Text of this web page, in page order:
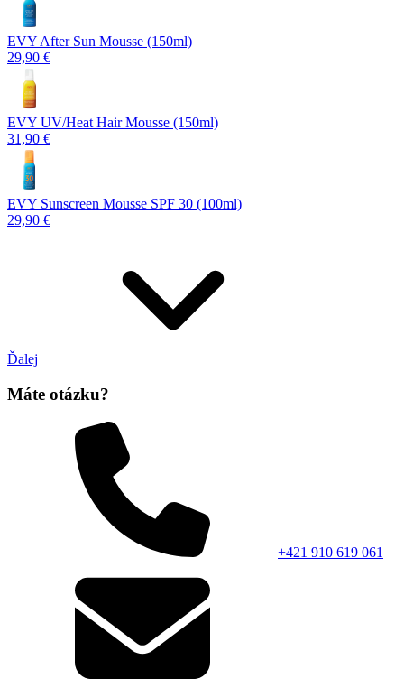
EVY After Sun Mousse (150ml)
29,90 €
EVY UV/Heat Hair Mousse (150ml)
31,90 €
EVY Sunscreen Mousse SPF 30 (100ml)
29,90 €
Ďalej
Máte otázku?
+421 910 619 061